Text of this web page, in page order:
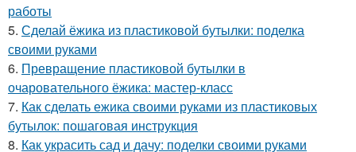
работы
5. Сделай ёжика из пластиковой бутылки: поделка
своими руками
6. Превращение пластиковой бутылки в
очаровательного ёжика: мастер-класс
7. Как сделать ежика своими руками из пластиковых
бутылок: пошаговая инструкция
8. Как украсить сад и дачу: поделки своими руками